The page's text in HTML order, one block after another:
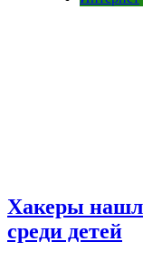
Хакеры
среди детей